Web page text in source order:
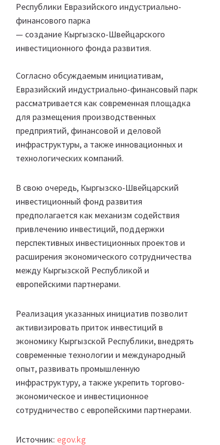
Республики Евразийского индустриально-
финансового парка
— создание Кыргызско-Швейцарского
инвестиционного фонда развития.
Согласно обсуждаемым инициативам,
Евразийский индустриально-финансовый парк
рассматривается как современная площадка
для размещения производственных
предприятий, финансовой и деловой
инфраструктуры, а также инновационных и
технологических компаний.
В свою очередь, Кыргызско-Швейцарский
инвестиционный фонд развития
предполагается как механизм содействия
привлечению инвестиций, поддержки
перспективных инвестиционных проектов и
расширения экономического сотрудничества
между Кыргызской Республикой и
европейскими партнерами.
Реализация указанных инициатив позволит
активизировать приток инвестиций в
экономику Кыргызской Республики, внедрять
современные технологии и международный
опыт, развивать промышленную
инфраструктуру, а также укрепить торгово-
экономическое и инвестиционное
сотрудничество с европейскими партнерами.
Источник: egov.kg